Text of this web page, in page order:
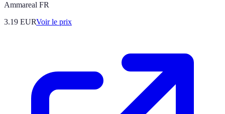
Ammareal FR
3.19 EURVoir le prix